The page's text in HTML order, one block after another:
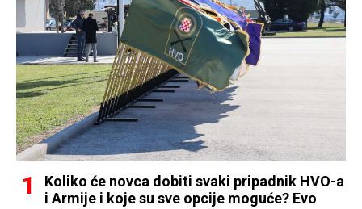
Koliko će novca dobiti svaki pripadnik HVO-a
i Armije i koje su sve opcije moguće? Evo